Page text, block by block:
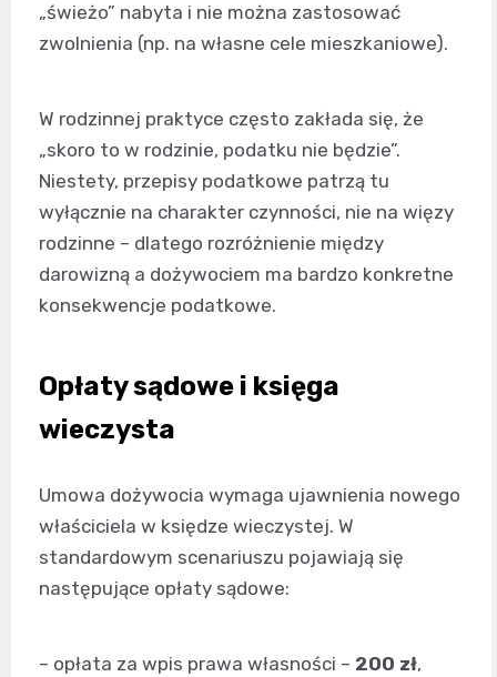
„świeżo” nabyta i nie można zastosować
zwolnienia (np. na własne cele mieszkaniowe).
W rodzinnej praktyce często zakłada się, że
„skoro to w rodzinie, podatku nie będzie”.
Niestety, przepisy podatkowe patrzą tu
wyłącznie na charakter czynności, nie na więzy
rodzinne – dlatego rozróżnienie między
darowizną a dożywociem ma bardzo konkretne
konsekwencje podatkowe.
Opłaty sądowe i księga
wieczysta
Umowa dożywocia wymaga ujawnienia nowego
właściciela w księdze wieczystej. W
standardowym scenariuszu pojawiają się
następujące opłaty sądowe:
– opłata za wpis prawa własności – 200 zł,